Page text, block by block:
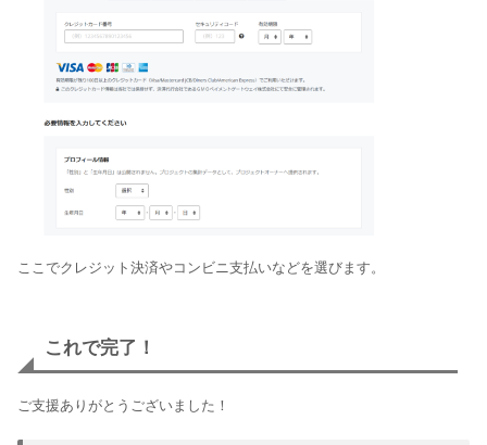
ここでクレジット決済やコンビニ支払いなどを選びます。
これで完了！
ご支援ありがとうございました！